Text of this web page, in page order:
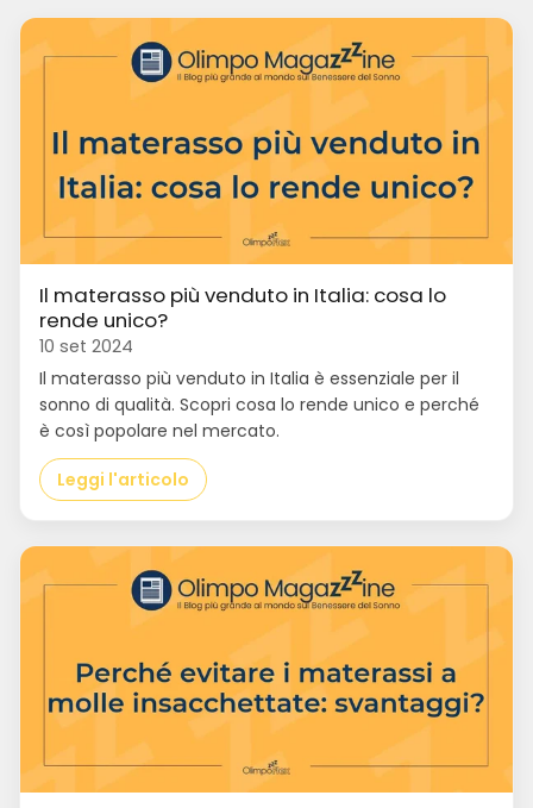
Il materasso più venduto in Italia: cosa lo
rende unico?
10 set 2024
Il materasso più venduto in Italia è essenziale per il
sonno di qualità. Scopri cosa lo rende unico e perché
è così popolare nel mercato.
Leggi l'articolo